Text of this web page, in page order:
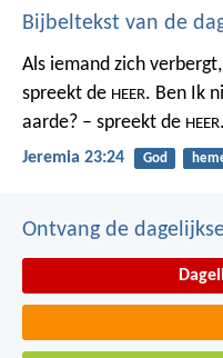
Bijbeltekst van de
Als iemand zich verbergt,
spreekt de HEER. Ben Ik
aarde? – spreekt de HEER.
Jeremia 23:24 God
Ontvang de